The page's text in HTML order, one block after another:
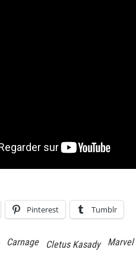
Pinterest Tumblr
Carnage Cletus Kasady Marvel